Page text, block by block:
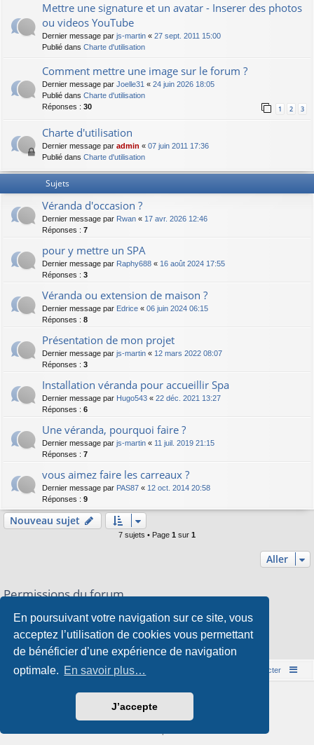
En poursuivant votre navigation sur ce site, vous
acceptez l’utilisation de cookies vous permettant
de bénéficier d’une expérience de navigation
optimale. En savoir plus…
J’accepte
Mettre une signature et un avatar - Inserer des photos
ou videos YouTube
Dernier message par js-martin « 27 sept. 2011 15:00
Publié dans Charte d'utilisation
Comment mettre une image sur le forum ?
Dernier message par Joelle31 « 24 juin 2026 18:05
Publié dans Charte d'utilisation
Réponses : 30 1 2 3
Charte d'utilisation
Dernier message par admin « 07 juin 2011 17:36
Publié dans Charte d'utilisation
Sujets
Véranda d'occasion ?
Dernier message par Rwan « 17 avr. 2026 12:46
Réponses : 7
pour y mettre un SPA
Dernier message par Raphy688 « 16 août 2024 17:55
Réponses : 3
Véranda ou extension de maison ?
Dernier message par Edrice « 06 juin 2024 06:15
Réponses : 8
Présentation de mon projet
Dernier message par js-martin « 12 mars 2022 08:07
Réponses : 3
Installation véranda pour accueillir Spa
Dernier message par Hugo543 « 22 déc. 2021 13:27
Réponses : 6
Une véranda, pourquoi faire ?
Dernier message par js-martin « 11 juil. 2019 21:15
Réponses : 7
vous aimez faire les carreaux ?
Dernier message par PAS87 « 12 oct. 2014 20:58
Réponses : 9
Nouveau sujet
7 sujets • Page 1 sur 1
Aller
Permissions du forum
Vousne pouvez pasrépondre aux sujets dans ce forum
Vousne pouvez pasmodifier vos messages dans ce forum
Vousne pouvez passupprimer vos messages dans ce forum
Vousne pouvez pastransférer de pièces jointes dans ce forum
Accueil du forum Nous contacter
Développé parphpBB® Forum Software © phpBB Limited
Style parArty
©